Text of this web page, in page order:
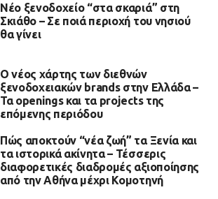
Νέο ξενοδοχείο “στα σκαριά” στη
Σκιάθο – Σε ποιά περιοχή του νησιού
θα γίνει
Ο νέος χάρτης των διεθνών
ξενοδοχειακών brands στην Ελλάδα –
Τα openings και τα projects της
επόμενης περιόδου
Πώς αποκτούν “νέα ζωή” τα Ξενία και
τα ιστορικά ακίνητα – Τέσσερις
διαφορετικές διαδρομές αξιοποίησης
από την Αθήνα μέχρι Κομοτηνή